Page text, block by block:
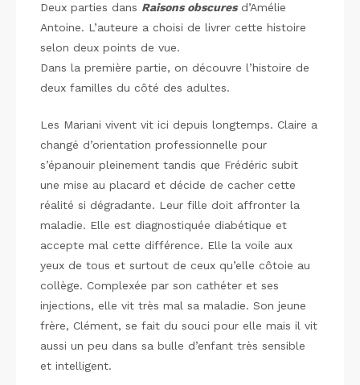
Deux parties dans Raisons obscuresd’Amélie
Antoine. L’auteure a choisi de livrer cette histoire
selon deux points de vue.
Dans la première partie, on découvre l’histoire de
deux familles du côté des adultes.
Les Mariani vivent vit ici depuis longtemps. Claire a
changé d’orientation professionnelle pour
s’épanouir pleinement tandis que Frédéric subit
une mise au placard et décide de cacher cette
réalité si dégradante. Leur fille doit affronter la
maladie. Elle est diagnostiquée diabétique et
accepte mal cette différence. Elle la voile aux
yeux de tous et surtout de ceux qu’elle côtoie au
collège. Complexée par son cathéter et ses
injections, elle vit très mal sa maladie. Son jeune
frère, Clément, se fait du souci pour elle mais il vit
aussi un peu dans sa bulle d’enfant très sensible
et intelligent.